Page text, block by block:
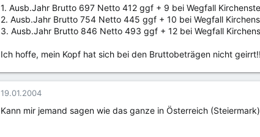
1. Ausb.Jahr Brutto 697 Netto 412 ggf + 9 bei Wegfall
2. Ausb.Jahr Brutto 754 Netto 445 ggf + 10 bei Wegfall
3. Ausb.Jahr Brutto 846 Netto 493 ggf + 12 bei Wegfall
Ich hoffe, mein Kopf hat sich bei den Bruttobeträgen nicht
19.01.2004
Kann mir jemand sagen wie das ganze in Österreich